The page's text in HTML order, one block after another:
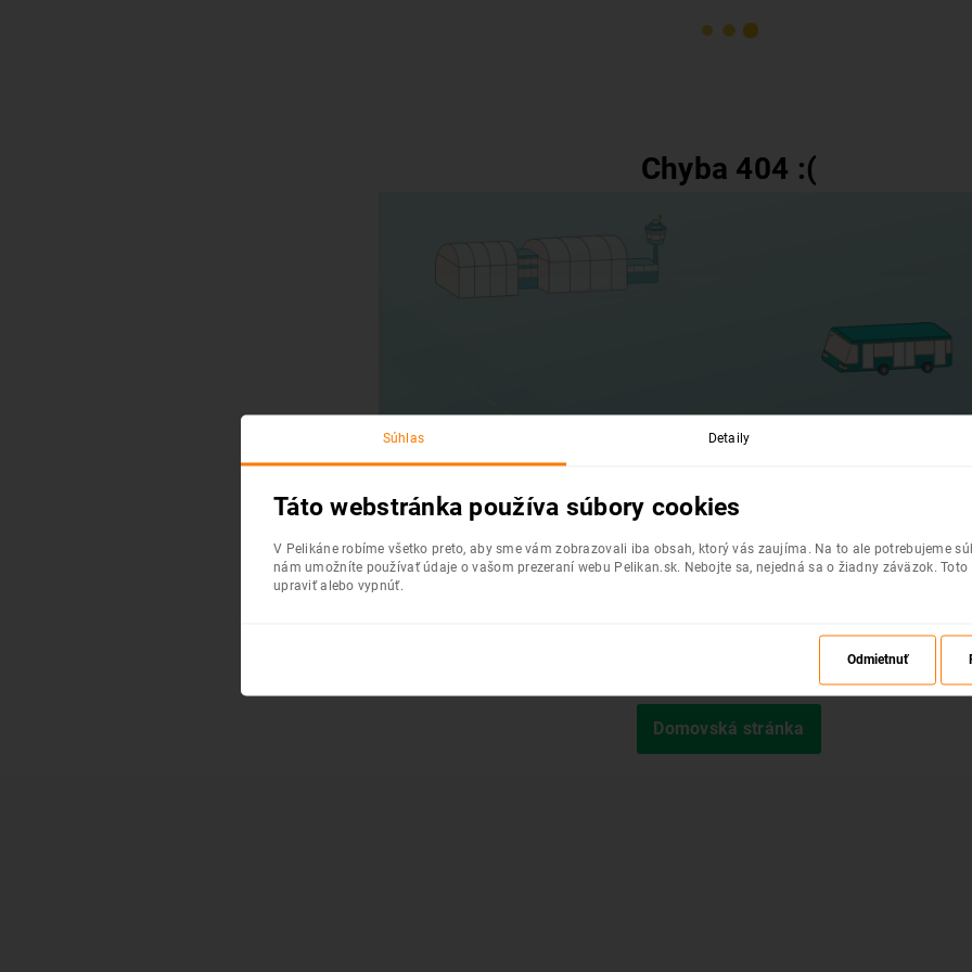
Chyba 404 :(
Domovská stránka
Súhlas Detaily
Táto webstránka používa súbory cookies
V Pelikáne robíme všetko preto, aby sme vám zobrazovali iba obsah, ktorý vás zaujíma. Na to ale potrebujeme
nám umožníte používať údaje o vašom prezeraní webu Pelikan.sk. Nebojte sa, nejedná sa o žiadny záväzok.
upraviť alebo vypnúť.
Odmietnuť